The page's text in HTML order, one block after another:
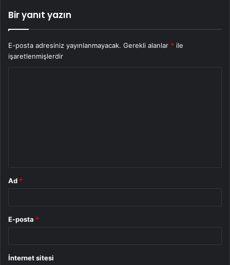
Bir yanıt yazın
E-posta adresiniz yayınlanmayacak. Gerekli alanlar * ile
işaretlenmişlerdir
Ad *
E-posta *
İnternet sitesi